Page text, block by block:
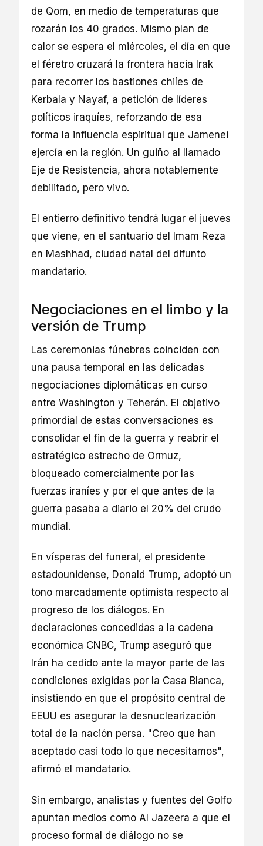
de Qom, en medio de temperaturas que
rozarán los 40 grados. Mismo plan de
calor se espera el miércoles, el día en que
el féretro cruzará la frontera hacia Irak
para recorrer los bastiones chiíes de
Kerbala y Nayaf, a petición de líderes
políticos iraquíes, reforzando de esa
forma la influencia espiritual que Jamenei
ejercía en la región. Un guiño al llamado
Eje de Resistencia, ahora notablemente
debilitado, pero vivo.
El entierro definitivo tendrá lugar el jueves
que viene, en el santuario del Imam Reza
en Mashhad, ciudad natal del difunto
mandatario.
Negociaciones en el limbo y la
versión de Trump
Las ceremonias fúnebres coinciden con
una pausa temporal en las delicadas
negociaciones diplomáticas en curso
entre Washington y Teherán. El objetivo
primordial de estas conversaciones es
consolidar el fin de la guerra y reabrir el
estratégico estrecho de Ormuz,
bloqueado comercialmente por las
fuerzas iraníes y por el que antes de la
guerra pasaba a diario el 20% del crudo
mundial.
En vísperas del funeral, el presidente
estadounidense, Donald Trump, adoptó un
tono marcadamente optimista respecto al
progreso de los diálogos. En
declaraciones concedidas a la cadena
económica CNBC, Trump aseguró que
Irán ha cedido ante la mayor parte de las
condiciones exigidas por la Casa Blanca,
insistiendo en que el propósito central de
EEUU es asegurar la desnuclearización
total de la nación persa. "Creo que han
aceptado casi todo lo que necesitamos",
afirmó el mandatario.
Sin embargo, analistas y fuentes del Golfo
apuntan medios como Al Jazeera a que el
proceso formal de diálogo no se